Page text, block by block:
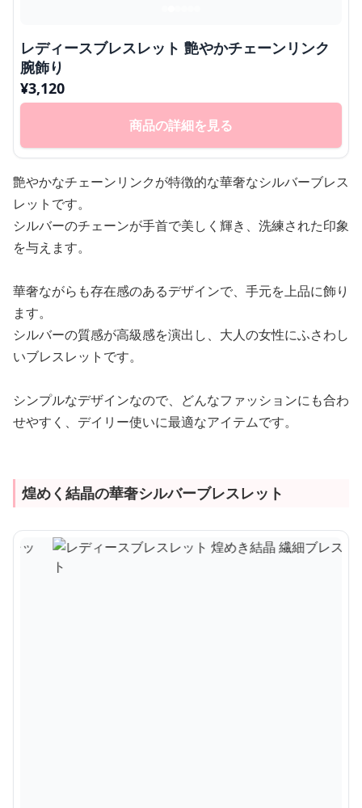
レディースブレスレット 艶やかチェーンリンク
腕飾り
¥3,120
商品の詳細を見る
艶やかなチェーンリンクが特徴的な華奢なシルバーブレス
レットです。
シルバーのチェーンが手首で美しく輝き、洗練された印象
を与えます。
華奢ながらも存在感のあるデザインで、手元を上品に飾り
ます。
シルバーの質感が高級感を演出し、大人の女性にふさわし
いブレスレットです。
シンプルなデザインなので、どんなファッションにも合わ
せやすく、デイリー使いに最適なアイテムです。
煌めく結晶の華奢シルバーブレスレット